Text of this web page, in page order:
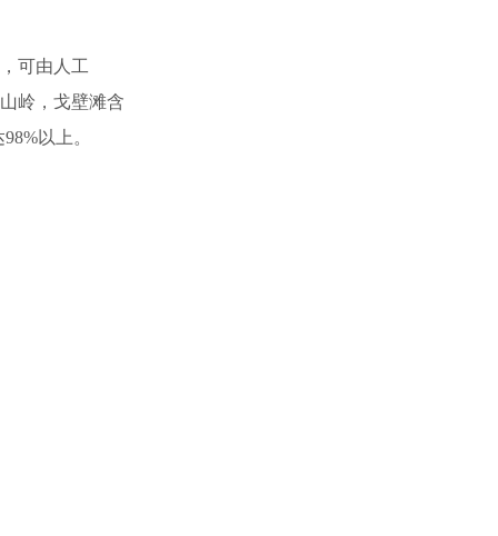
可由人工
岭，戈壁滩含
以上。